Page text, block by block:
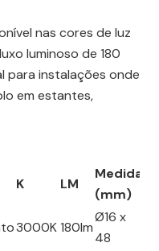
nas cores de luz
luminoso de 180
para instalações onde
em estantes,
K LM
Medida
(mm)
3000K180lm
Ø16 x
48